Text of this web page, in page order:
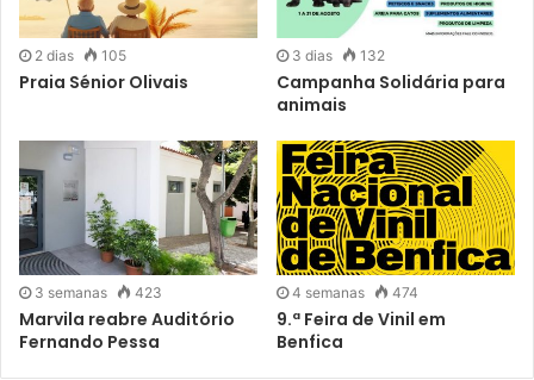
2 dias 105
Praia Sénior Olivais
3 dias 132
Campanha Solidária para
animais
3 semanas 423
Marvila reabre Auditório
Fernando Pessa
4 semanas 474
9.ª Feira de Vinil em
Benfica